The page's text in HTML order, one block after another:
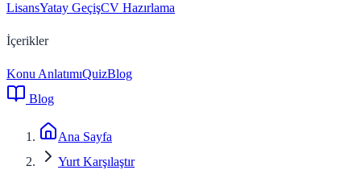
LisansYatay GeçişCV Hazırlama
İçerikler
Konu AnlatımıQuizBlog
Blog
Ana Sayfa
Yurt Karşılaştır